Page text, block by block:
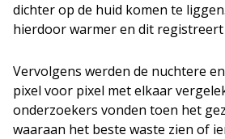
dichter op de huid komen te
hierdoor warmer en dit registreert
Vervolgens werden de nuchtere
pixel voor pixel met elkaar
onderzoekers vonden toen het
waaraan het beste waste zien of